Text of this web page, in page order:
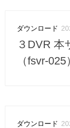
ダウンロード
３DVR
（fsvr-
ダウンロード